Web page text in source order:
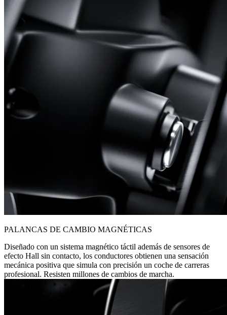
PALANCAS DE CAMBIO MAGNÉTICAS
Diseñado con un sistema magnético táctil además de sensores de
efecto Hall sin contacto, los conductores obtienen una sensación
mecánica positiva que simula con precisión un coche de carreras
profesional. Resisten millones de cambios de marcha.